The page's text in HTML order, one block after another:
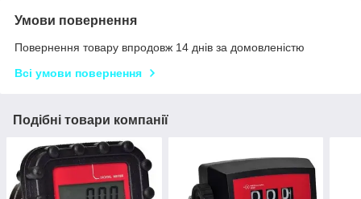
Умови повернення
Повернення товару впродовж 14 днів за домовленістю
Всі умови повернення
Подібні товари компанії